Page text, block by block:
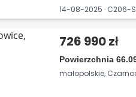
14-08-2025 · C206-
726 990 zł
Powierzchnia
małopolskie,